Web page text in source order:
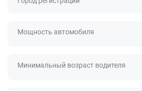
Мощность автомобиля
Минимальный возраст водителя